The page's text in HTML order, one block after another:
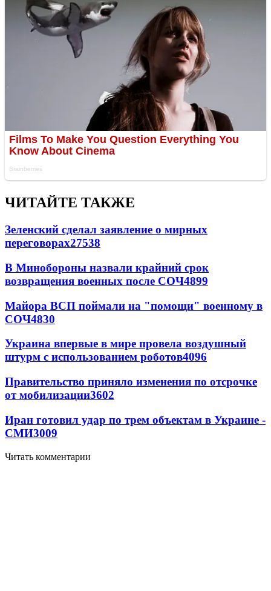
ЧИТАЙТЕ ТАКЖЕ
Зеленский сделал заявление о мирных
переговорах27538
В Минобороны назвали крайний срок
возвращения военных после СОЧ4899
Майора ВСП поймали на "помощи" военному в
СОЧ4830
Украина впервые в мире провела воздушный
штурм с использованием роботов4096
Правительство приняло изменения по отсрочке
от мобилизации3602
Иран готовил удар по трем объектам в Украине -
СМИ3009
Читать комментарии